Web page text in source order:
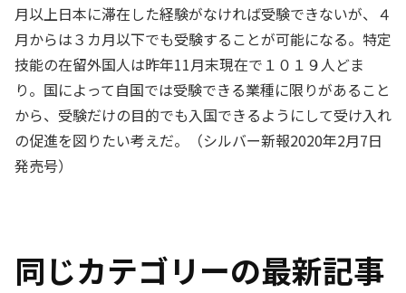
月以上日本に滞在した経験がなければ受験できないが、４
月からは３カ月以下でも受験することが可能になる。特定
技能の在留外国人は昨年11月末現在で１０１９人どま
り。国によって自国では受験できる業種に限りがあること
から、受験だけの目的でも入国できるようにして受け入れ
の促進を図りたい考えだ。（シルバー新報2020年2月7日
発売号）
同じカテゴリーの最新記事